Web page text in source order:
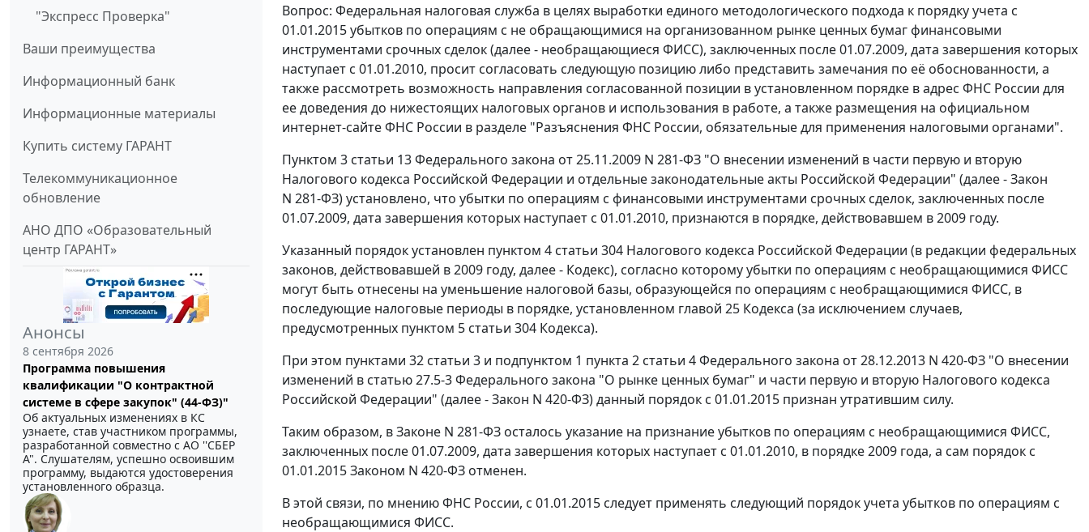
"Экспресс Проверка"
Ваши преимущества
Информационный банк
Информационные материалы
Купить систему ГАРАНТ
Телекоммуникационное
обновление
АНО ДПО «Образовательный
центр ГАРАНТ»
Анонсы
8 сентября 2026
Программа повышения
квалификации "О контрактной
системе в сфере закупок" (44-ФЗ)"
Об актуальных изменениях в КС
узнаете, став участником программы,
разработанной совместно с АО ''СБЕР
А". Слушателям, успешно освоившим
программу, выдаются удостоверения
установленного образца.
Вопрос: Федеральная налоговая служба в целях выработки единого методологического подхода к порядку учета с
01.01.2015 убытков по операциям с не обращающимися на организованном рынке ценных бумаг финансовыми
инструментами срочных сделок (далее - необращающиеся ФИСС), заключенных после 01.07.2009, дата завершения которых
наступает с 01.01.2010, просит согласовать следующую позицию либо представить замечания по её обоснованности, а
также рассмотреть возможность направления согласованной позиции в установленном порядке в адрес ФНС России для
ее доведения до нижестоящих налоговых органов и использования в работе, а также размещения на официальном
интернет-сайте ФНС России в разделе "Разъяснения ФНС России, обязательные для применения налоговыми органами".
Пунктом 3 статьи 13 Федерального закона от 25.11.2009 N 281-ФЗ "О внесении изменений в части первую и вторую
Налогового кодекса Российской Федерации и отдельные законодательные акты Российской Федерации" (далее - Закон
N 281-ФЗ) установлено, что убытки по операциям с финансовыми инструментами срочных сделок, заключенных после
01.07.2009, дата завершения которых наступает с 01.01.2010, признаются в порядке, действовавшем в 2009 году.
Указанный порядок установлен пунктом 4 статьи 304 Налогового кодекса Российской Федерации (в редакции федеральных
законов, действовавшей в 2009 году, далее - Кодекс), согласно которому убытки по операциям с необращающимися ФИСС
могут быть отнесены на уменьшение налоговой базы, образующейся по операциям с необращающимися ФИСС, в
последующие налоговые периоды в порядке, установленном главой 25 Кодекса (за исключением случаев,
предусмотренных пунктом 5 статьи 304 Кодекса).
При этом пунктами 32 статьи 3 и подпунктом 1 пункта 2 статьи 4 Федерального закона от 28.12.2013 N 420-ФЗ "О внесении
изменений в статью 27.5-3 Федерального закона "О рынке ценных бумаг" и части первую и вторую Налогового кодекса
Российской Федерации" (далее - Закон N 420-ФЗ) данный порядок с 01.01.2015 признан утратившим силу.
Таким образом, в Законе N 281-ФЗ осталось указание на признание убытков по операциям с необращающимися ФИСС,
заключенных после 01.07.2009, дата завершения которых наступает с 01.01.2010, в порядке 2009 года, а сам порядок с
01.01.2015 Законом N 420-ФЗ отменен.
В этой связи, по мнению ФНС России, с 01.01.2015 следует применять следующий порядок учета убытков по операциям с
необращающимися ФИСС.